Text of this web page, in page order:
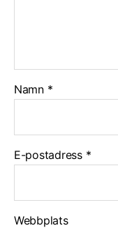
Namn *
E-postadress *
Webbplats